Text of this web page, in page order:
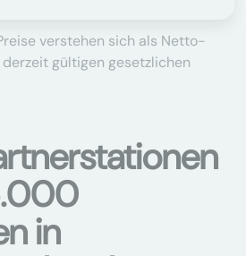
verstehen sich als Netto-
derzeit gültigen gesetzlichen
in